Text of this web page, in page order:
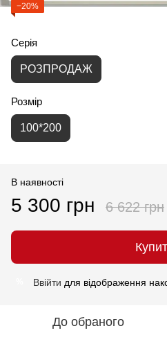
−20%
Серія
РОЗПРОДАЖ
Розмір
100*200
В наявності
5 300 грн 6 622 грн
Ввійти для відображення
До обраного